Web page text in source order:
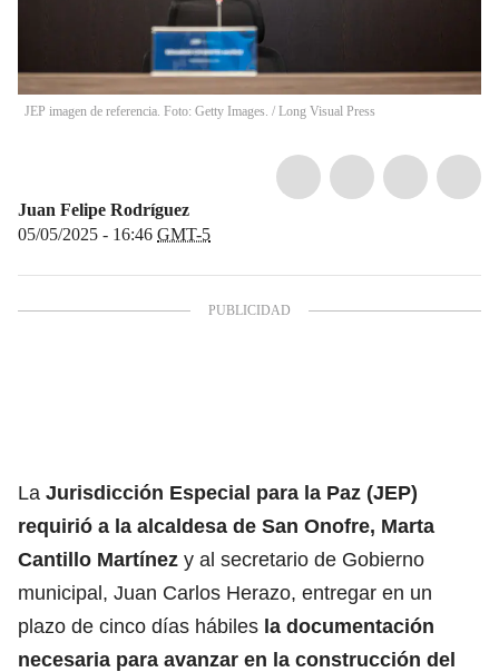
JEP imagen de referencia. Foto: Getty Images. / Long Visual Press
Juan Felipe Rodríguez
05/05/2025 - 16:46 GMT-5
La Jurisdicción Especial para la Paz (JEP)
requirió a la alcaldesa de San Onofre, Marta
Cantillo Martínez y al secretario de Gobierno
municipal, Juan Carlos Herazo, entregar en un
plazo de cinco días hábiles la documentación
necesaria para avanzar en la construcción del